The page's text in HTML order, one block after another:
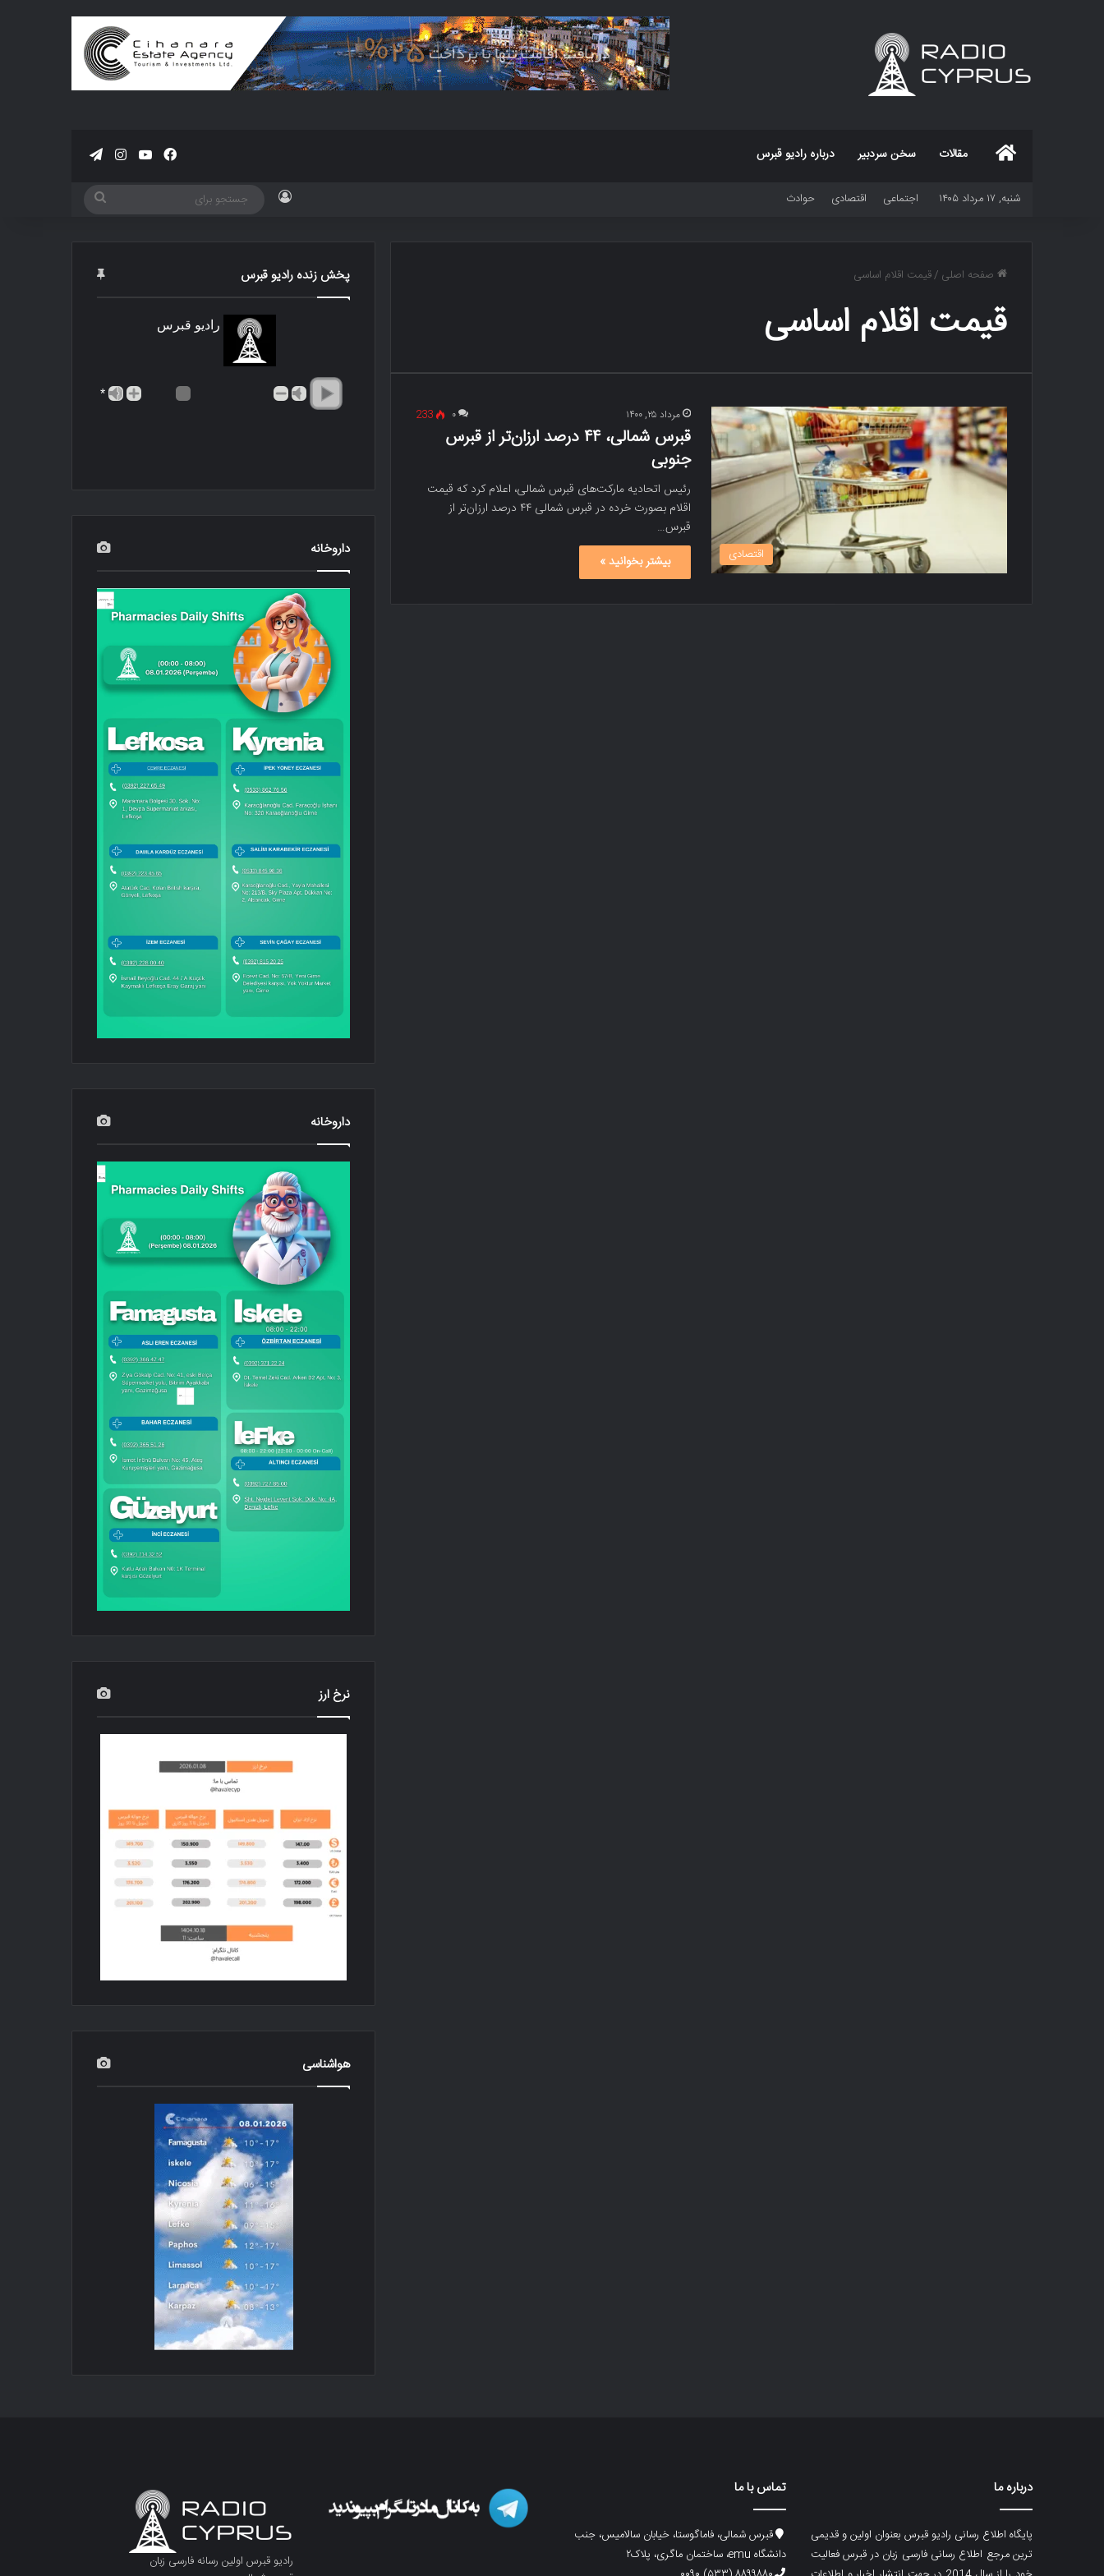
مقالات سخن سردبیر درباره رادیو قبرس فیسبوکیوتیوباینستاگرام
شنبه, ۱۷ مرداد ۱۴۰۵ اجتماعی اقتصادی حوادث
صفحه اصلی /قیمت اقلام اساسی
قیمت اقلام اساسی
اقتصادی
مرداد ۲۵, ۱۴۰۰ ۰ 233
قبرس شمالی، ۴۴ درصد ارزان‌تر از قبرس
جنوبی
رئیس اتحادیه مارکت‌های قبرس شمالی، اعلام کرد که قیمت
اقلام بصورت خرده در قبرس شمالی ۴۴ درصد ارزان‌تر از
قبرس…
بیشتر بخوانید »
پخش زنده رادیو قبرس
رادیو قبرس
*
داروخانه
داروخانه
نرخ ارز
هواشناسی
درباره ما
پایگاه اطلاع رسانی رادیو قبرس بعنوان اولین و قدیمی
ترین مرجع اطلاع رسانی فارسی زبان در قبرس فعالیت
تماس با ما
قبرس شمالی، فاماگوستا، خیابان سالامیس، جنب
دانشگاه emu، ساختمان ماگری، پلاک۲
رادیو قبرس اولین رسانه فارسی زبان